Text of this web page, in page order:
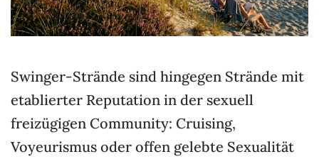
Swinger-Strände sind hingegen Strände mit
etablierter Reputation in der sexuell
freizügigen Community: Cruising,
Voyeurismus oder offen gelebte Sexualität